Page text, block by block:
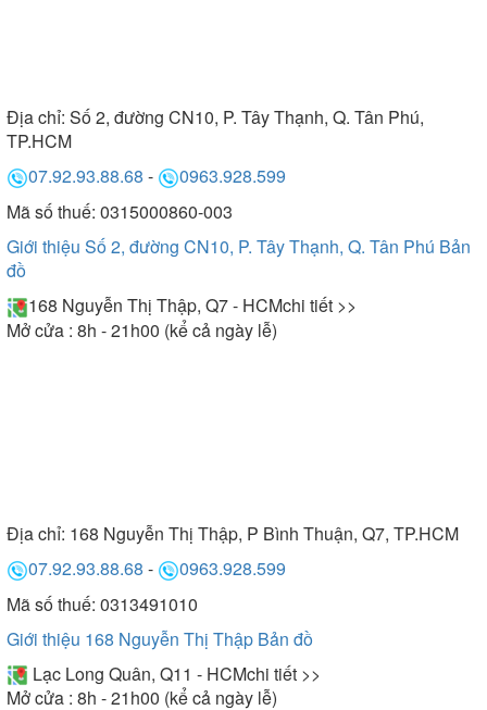
Địa chỉ: Số 2, đường CN10, P. Tây Thạnh, Q. Tân Phú,
TP.HCM
07.92.93.88.68 -
0963.928.599
Mã số thuế: 0315000860-003
Giới thiệu Số 2, đường CN10, P. Tây Thạnh, Q. Tân Phú Bản
đồ
168 Nguyễn Thị Thập, Q7 - HCMchi tiết >>
Mở cửa : 8h - 21h00 (kể cả ngày lễ)
Địa chỉ: 168 Nguyễn Thị Thập, P Bình Thuận, Q7, TP.HCM
07.92.93.88.68 -
0963.928.599
Mã số thuế: 0313491010
Giới thiệu 168 Nguyễn Thị Thập Bản đồ
Lạc Long Quân, Q11 - HCMchi tiết >>
Mở cửa : 8h - 21h00 (kể cả ngày lễ)